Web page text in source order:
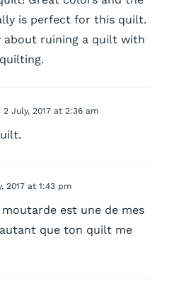
is perfect for this quilt.
about ruining a quilt with
2 July, 2017 at 2:36 am
2017 at 1:43 pm
est une de mes
que ton quilt me